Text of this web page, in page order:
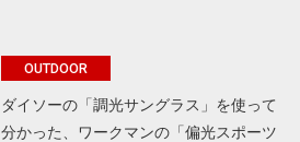
OUTDOOR
ダイソーの「調光サングラス」を使って
分かった、ワークマンの「偏光スポーツ